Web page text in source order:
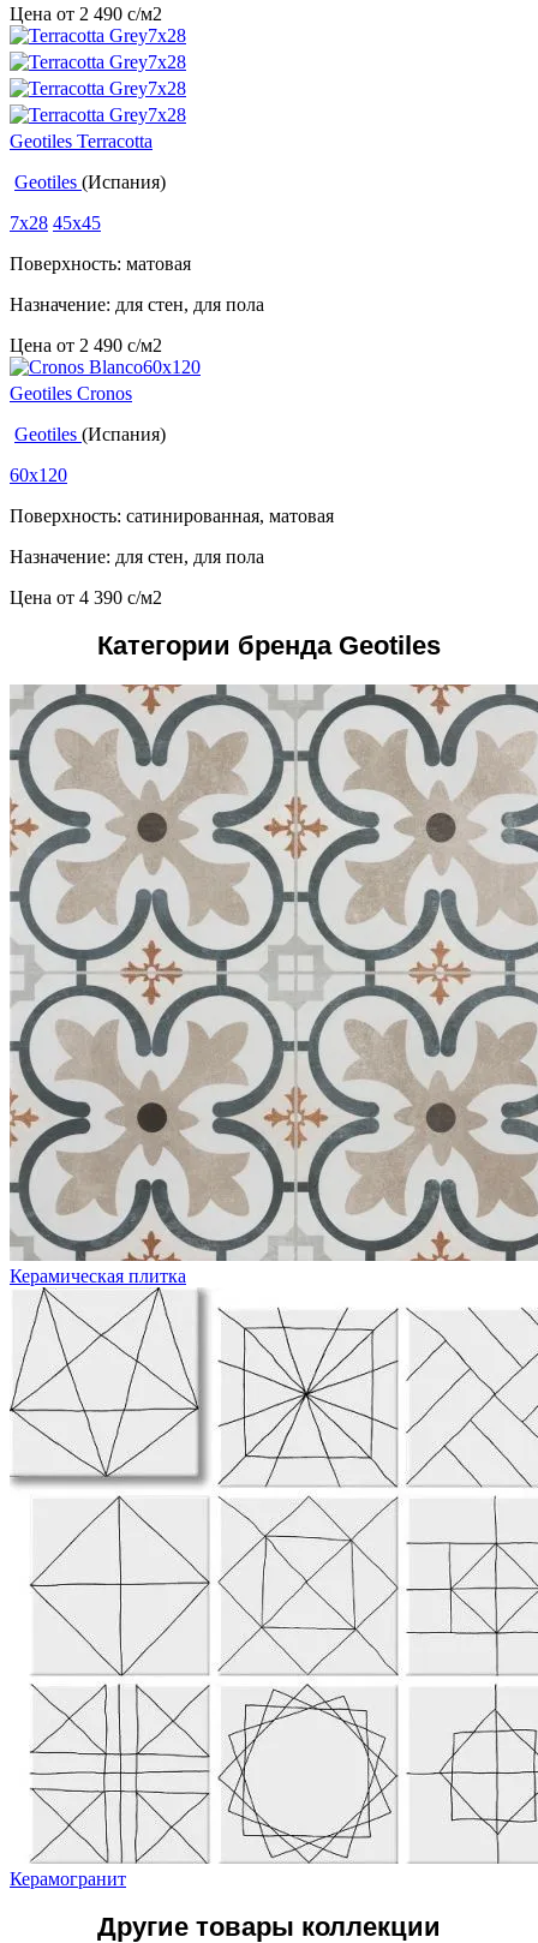
Цена от 2 490 c/м2
Geotiles Terracotta
Geotiles (Испания)
7x28 45x45
Поверхность: матовая
Назначение: для стен, для пола
Цена от 2 490 c/м2
Geotiles Cronos
Geotiles (Испания)
60x120
Поверхность: сатинированная, матовая
Назначение: для стен, для пола
Цена от 4 390 c/м2
Категории бренда Geotiles
Керамическая плитка
Керамогранит
Другие товары коллекции